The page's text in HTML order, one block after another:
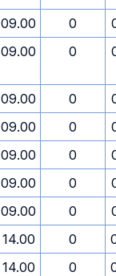
09.00 0
09.00 0
09.00 0
09.00 0
09.00 0
09.00 0
09.00 0
14.00 0
14.00 0